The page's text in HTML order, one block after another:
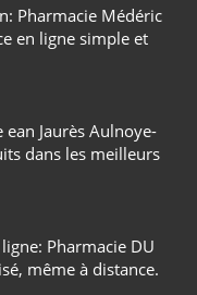
Pharmacie Médéric
en ligne simple et
ean Jaurès Aulnoye-
dans les meilleurs
Pharmacie DU
même à distance.